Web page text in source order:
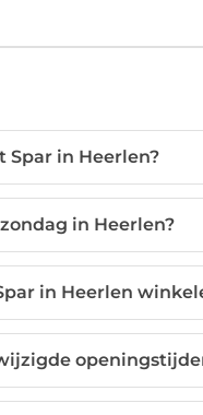
Spar in Heerlen?
in Heerlen?
in Heerlen